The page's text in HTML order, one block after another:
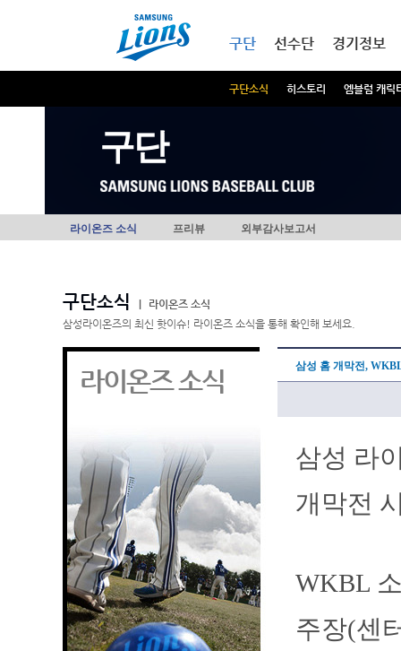
구단
구단소식 히스토리 엠블럼 캐릭
선수단 경기정보
구단
라이온즈 소식 프리뷰 외부감사보고서
구단소식
라이온즈 소식
삼성라이온즈의 최신 핫이슈! 라이온즈 소식을 통해 확인해 보세요.
라이온즈 소식 삼성 홈 개막전,
삼성 라
개막전
WKBL
주장(센